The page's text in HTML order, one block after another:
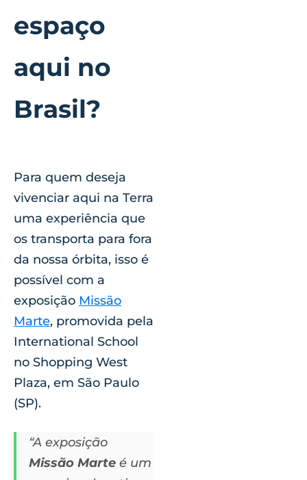
espaço
aqui no
Brasil?
Para quem deseja
vivenciar aqui na Terra
uma experiência que
os transporta para fora
da nossa órbita, isso é
possível com a
exposição Missão
Marte, promovida pela
International School
no Shopping West
Plaza, em São Paulo
(SP).
“A exposição
Missão Marte é um